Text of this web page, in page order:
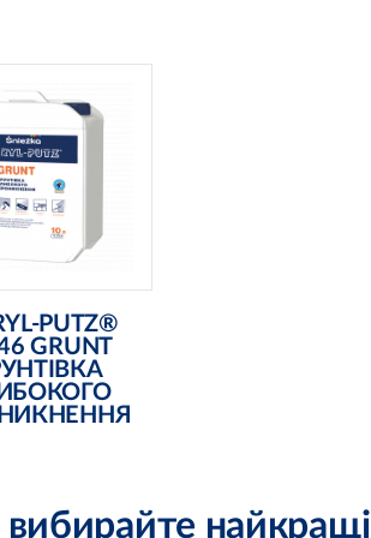
PUTZ®
GRUNT
основу
адгезію
до основи
зменшує
до використання
вибирайте найкращі